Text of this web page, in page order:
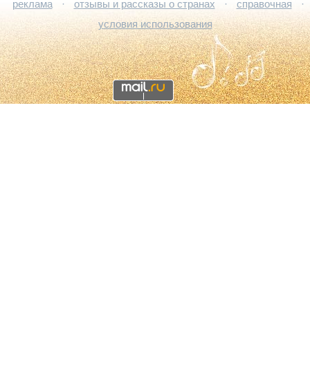
реклама
· отзывы и рассказы о странах · справочная
·
условия использования